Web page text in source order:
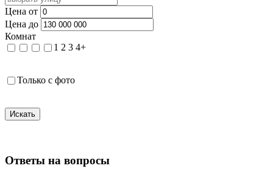
Цена от
Цена до
Комнат
1 2 3 4+
Только с фото
Искать
Ответы на вопросы